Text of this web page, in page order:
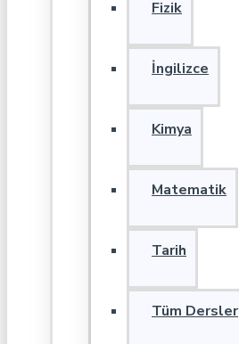
Fizik
İngilizce
Kimya
Matematik
Tarih
Tüm Dersler